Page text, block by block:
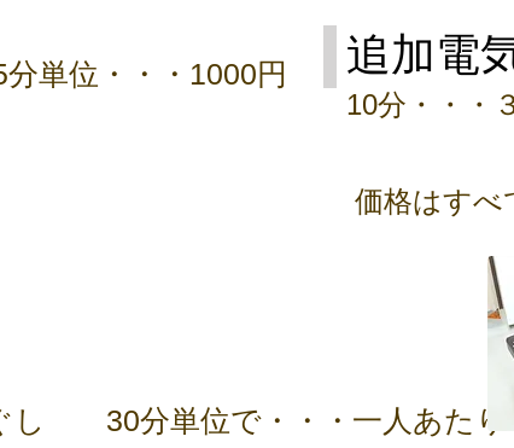
単位・・・1000円
し 30分単位で・・・一人あたり
追加電
10分・・・
価格はすべ